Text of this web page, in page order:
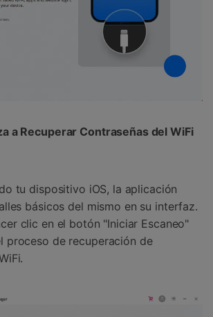
a Recuperar Contraseñas del WiFi
tu dispositivo iOS, la aplicación
básicos del mismo en su interfaz.󠀲󠀩󠀥󠀦󠀨󠀣󠀣󠀠󠀳󠀰
clic en el botón "Iniciar Escaneo"
proceso de recuperación de